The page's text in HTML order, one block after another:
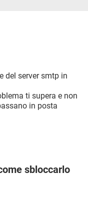
del server smtp in
ti supera e non
in posta
sbloccarlo